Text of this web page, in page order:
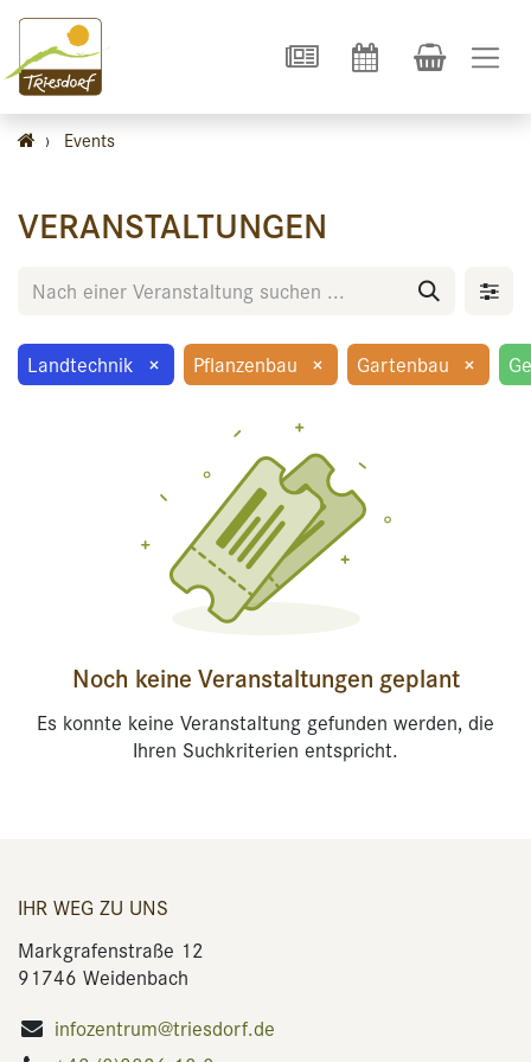
› Events
VERANSTALTUNGEN
Landtechnik × Pflanzenbau × Gartenbau ×
Noch keine Veranstaltungen geplant
Es konnte keine Veranstaltung gefunden werden, die
Ihren Suchkriterien entspricht.
IHR WEG ZU UNS
Markgrafenstraße 12
91746 Weidenbach
infozentrum@triesdorf.de